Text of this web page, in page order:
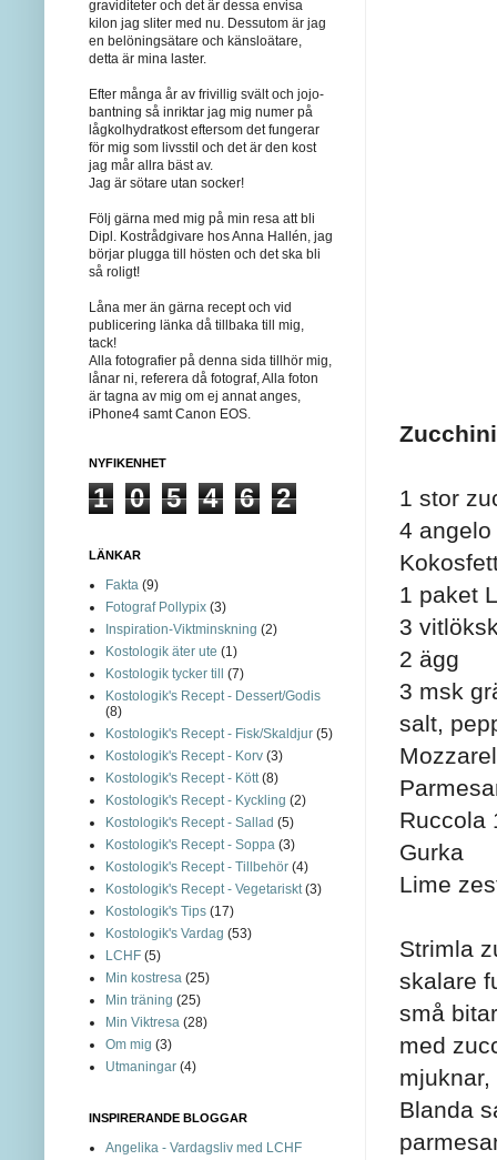
1 stor
4
1 paket
3
2 ägg
3 msk
salt,
Ruccola
Gurka
Lime
Strimla
skalare
små
med
Blanda
graviditeter och det är dessa envisa
kilon jag sliter med nu. Dessutom är jag
en belöningsätare och känsloätare,
detta är mina laster.
Efter många år av frivillig svält och jojo-
bantning så inriktar jag mig numer på
lågkolhydratkost eftersom det fungerar
för mig som livsstil och det är den kost
jag mår allra bäst av.
Jag är sötare utan socker!
Följ gärna med mig på min resa att bli
Dipl. Kostrådgivare hos Anna Hallén, jag
börjar plugga till hösten och det ska bli
så roligt!
Låna mer än gärna recept och vid
publicering länka då tillbaka till mig,
tack!
Alla fotografier på denna sida tillhör mig,
lånar ni, referera då fotograf, Alla foton
är tagna av mig om ej annat anges,
iPhone4 samt Canon EOS.
NYFIKENHET
1 0 5 4 6 2
LÄNKAR
Fakta (9)
Fotograf Pollypix (3)
Inspiration-Viktminskning (2)
Kostologik äter ute (1)
Kostologik tycker till (7)
Kostologik's Recept - Dessert/Godis
(8)
Kostologik's Recept - Fisk/Skaldjur (5)
Kostologik's Recept - Korv (3)
Kostologik's Recept - Kött (8)
Kostologik's Recept - Kyckling (2)
Kostologik's Recept - Sallad (5)
Kostologik's Recept - Soppa (3)
Kostologik's Recept - Tillbehör (4)
Kostologik's Recept - Vegetariskt (3)
Kostologik's Tips (17)
Kostologik's Vardag (53)
LCHF (5)
Min kostresa (25)
Min träning (25)
Min Viktresa (28)
Om mig (3)
Utmaningar (4)
INSPIRERANDE BLOGGAR
Angelika - Vardagsliv med LCHF